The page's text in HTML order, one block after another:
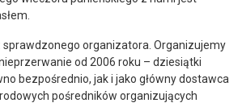
sprawdzonego organizatora. Organizujemy
od 2006 roku – dziesiątki
bezpośrednio, jak i jako główny dostawca
pośredników organizujących